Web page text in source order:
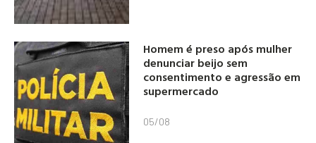
Homem é preso após mulher
denunciar beijo sem
consentimento e agressão em
supermercado
05/08